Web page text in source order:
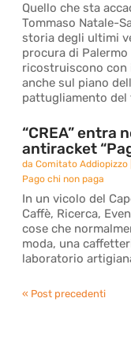
Quello che sta
Tommaso Natale-
storia degli ultimi
procura di
ricostruiscono
anche sul piano
pattugliamento
“CREA” entra
antiracket
daComitato Addiopizzo
Pago chi non paga
In un vicolo del
Caffè, Ricerca,
cose che
moda, una
laboratorio
« Post precedenti